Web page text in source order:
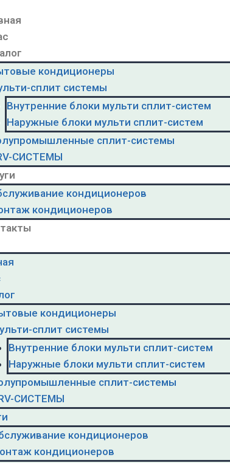
кондиционеры
сплит системы
Внутренние блоки мульти сплит-систем
Наружные блоки мульти сплит-систем
сплит-системы
CИСТЕМЫ
кондиционеров
кондиционеров
кондиционеры
сплит системы
Внутренние блоки мульти сплит-систем
Наружные блоки мульти сплит-систем
сплит-системы
CИСТЕМЫ
кондиционеров
кондиционеров